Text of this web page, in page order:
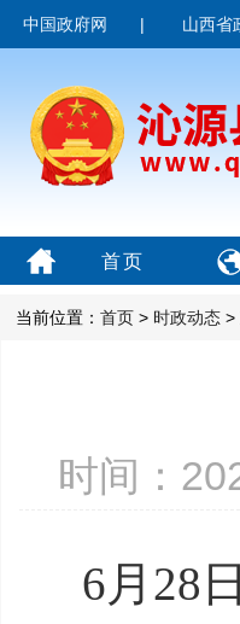
中国政府网 | 山西省
首页
当前位置： 首页 > 时政动态 >
时间：
6月28